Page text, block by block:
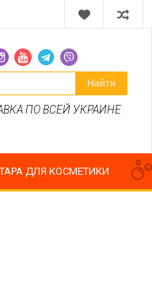
Найти
ПО ВСЕЙ УКРАИНЕ
ТАРА ДЛЯ КОСМЕТИКИ